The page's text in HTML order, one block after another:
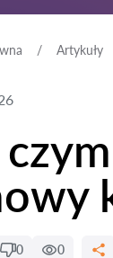
Artykuły
0 0